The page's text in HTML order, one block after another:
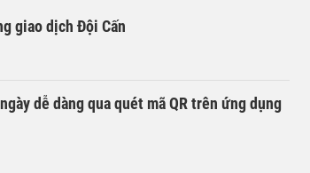
giao dịch Đội Cấn
dễ dàng qua quét mã QR trên ứng dụng